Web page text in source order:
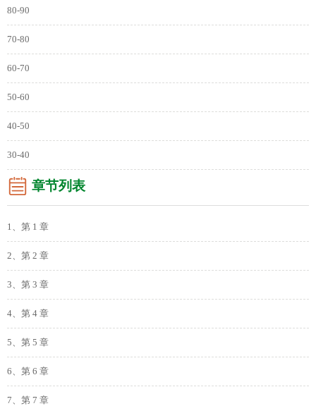
80-90
70-80
60-70
50-60
40-50
30-40
章节列表
1、第 1 章
2、第 2 章
3、第 3 章
4、第 4 章
5、第 5 章
6、第 6 章
7、第 7 章